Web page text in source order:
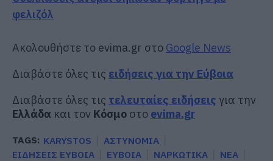
φελιζόλ
Ακολουθήστε το evima.gr στο Google News
Διαβάστε όλες τις ειδήσεις για την Εύβοια
Διαβάστε όλες τις τελευταίες ειδήσεις για την
Ελλάδα και τον Κόσμο στο evima.gr
TAGS: KARYSTOS
ΑΣΤΥΝΟΜΙΑ
ΕΙΔΗΣΕΙΣ ΕΥΒΟΙΑ
ΕΥΒΟΙΑ ΝΑΡΚΩΤΙΚΑ
ΝΕΑ